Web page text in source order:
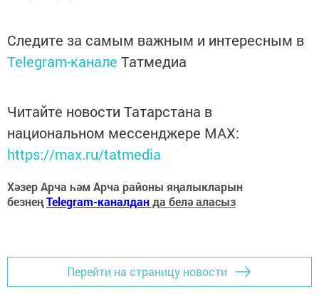
Следите за самым важным и интересным в
Telegram-канале Татмедиа
Читайте новости Татарстана в
национальном мессенджере MАХ:
https://max.ru/tatmedia
Хәзер Арча һәм Арча районы яңалыкларын
безнеңTelegram-каналданда белә аласыз
Перейти на страницу новости